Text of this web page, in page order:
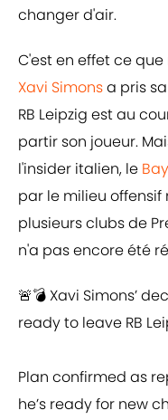
changer d'air.
C'est en effet ce
Xavi Simonsa pris
RB Leipzig est au
partir son joueur.
l'insider italien, le
par le milieu
plusieurs clubs de
n'a pas encore été
🚨💣 Xavi Simons’
ready to leave RB
Plan confirmed as
he’s ready for new